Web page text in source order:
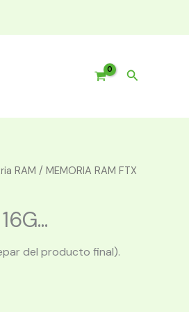
Buscar
RAM / MEMORIA RAM FTX
del producto final).